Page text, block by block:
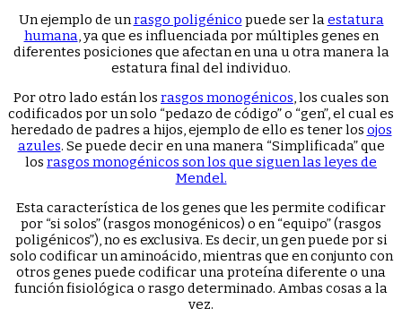
Un ejemplo de unrasgo poligénico puede ser laestatura
humana, ya que es influenciada por múltiples genes en
diferentes posiciones que afectan en una u otra manera la
estatura final del individuo.
Por otro lado están los rasgos monogénicos, los cuales son
codificados por un solo “pedazo de código” o “gen”, el cual es
heredado de padres a hijos, ejemplo de ello es tener los ojos
azules. Se puede decir en una manera “Simplificada” que
los rasgos monogénicos son los que siguen las leyes de
Mendel.
Esta característica de los genes que les permite codificar
por “si solos” (rasgos monogénicos) o en “equipo” (rasgos
poligénicos”), no es exclusiva. Es decir, un gen puede por si
solo codificar un aminoácido, mientras que en conjunto con
otros genes puede codificar una proteína diferente o una
función fisiológica o rasgo determinado. Ambas cosas a la
vez.